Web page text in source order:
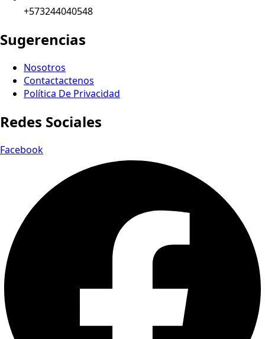
+573244040548
Sugerencias
Nosotros
Contactactenos
Política De Privacidad
Redes Sociales
Facebook